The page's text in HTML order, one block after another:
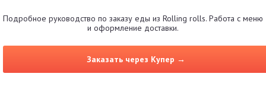
Подробное руководство по заказу еды из Rolling rolls. Работа с меню
и оформление доставки.
Заказать через Купер →